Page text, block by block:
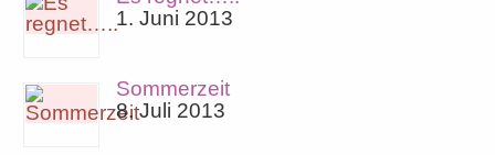
1. Juni 2013
Sommerzeit
8. Juli 2013